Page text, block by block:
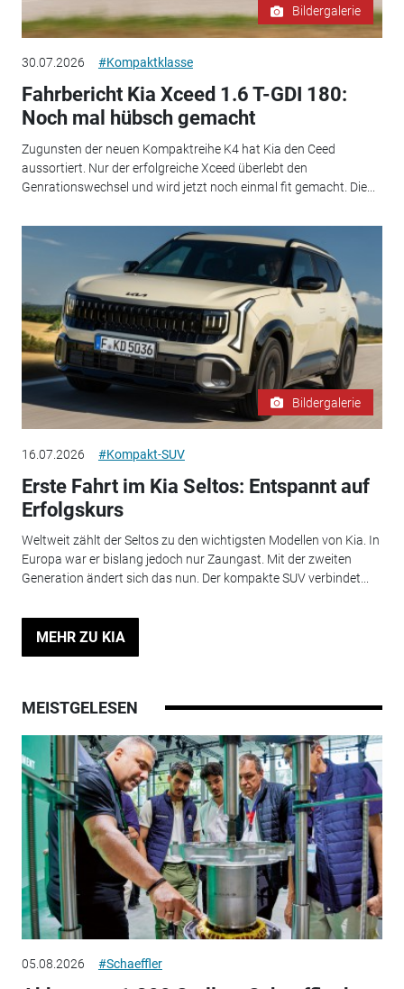
Bildergalerie
30.07.2026 #Kompaktklasse
Fahrbericht Kia Xceed 1.6 T-GDI 180:
Noch mal hübsch gemacht
Zugunsten der neuen Kompaktreihe K4 hat Kia den Ceed
aussortiert. Nur der erfolgreiche Xceed überlebt den
Genrationswechsel und wird jetzt noch einmal fit gemacht. Die...
Bildergalerie
16.07.2026 #Kompakt-SUV
Erste Fahrt im Kia Seltos: Entspannt auf
Erfolgskurs
Weltweit zählt der Seltos zu den wichtigsten Modellen von Kia. In
Europa war er bislang jedoch nur Zaungast. Mit der zweiten
Generation ändert sich das nun. Der kompakte SUV verbindet...
MEHR ZU KIA
MEISTGELESEN
05.08.2026 #Schaeffler